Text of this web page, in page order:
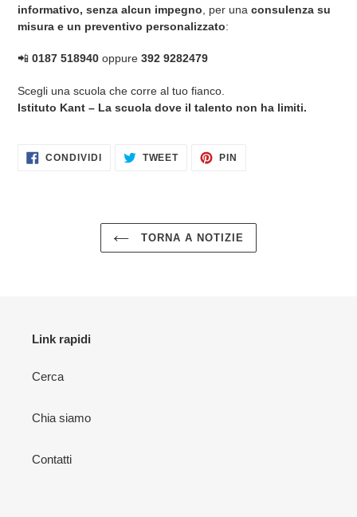
informativo, senza alcun impegno , per una consulenza su
misura e un preventivo personalizzato:
📲 0187 518940 oppure 392 9282479
Scegli una scuola che corre al tuo fianco.
Istituto Kant – La scuola dove il talento non ha limiti.
CONDIVIDICONDIVIDI
SU
TWEETTWITTA PIN
TORNA A NOTIZIE
Link rapidi
Cerca
Chia siamo
Contatti